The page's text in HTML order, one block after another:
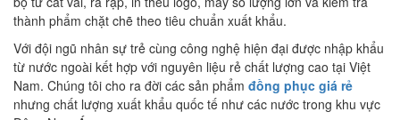
thành phẩm chặt chẽ theo tiêu chuẩn xuất khẩu.
Với đội ngũ nhân sự trẻ cùng công nghệ hiện đại được nhập khẩu
từ nước ngoài kết hợp với nguyên liệu rẻ chất lượng cao tại Việt
Nam. Chúng tôi cho ra đời các sản phẩm đồng phục giá rẻ
nhưng chất lượng xuất khẩu quốc tế như các nước trong khu vực